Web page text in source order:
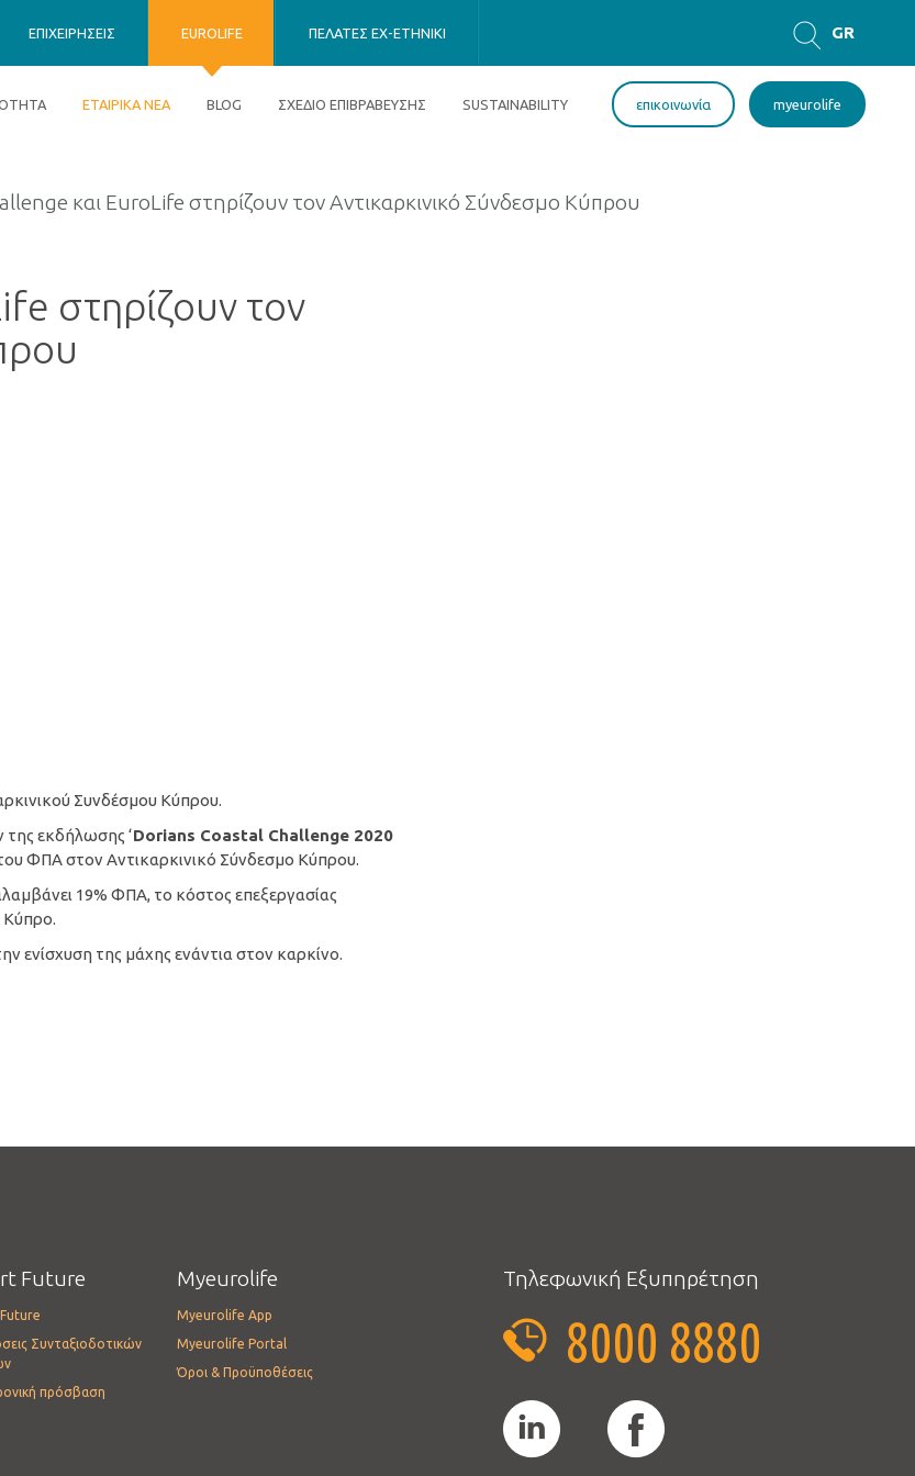
ΕΠΙΧΕΙΡΗΣΕΙΣ EUROLIFE
ΕΤΑΙΡΙΚΑ ΝΕΑ BLOG ΣΧΕΔΙΟ ΕΠΙΒΡΑΒΕΥΣΗΣ SUSTAINABILITY
ΠΕΛΑΤΕΣ EX-ETHNIKI GR
EN
επικοινωνία myeurolife
και EuroLife στηρίζουν τον Αντικαρκινικό Σύνδεσμο Κύπρου
στηρίζουν τον
Συνδέσμου Κύπρου.
εκδήλωσης ‘Dorians Coastal Challenge 2020
ΦΠΑ στον Αντικαρκινικό Σύνδεσμο Κύπρου.
19% ΦΠΑ, το κόστος επεξεργασίας
Κύπρο.
ενίσχυση της μάχης ενάντια στον καρκίνο.
Future
Συνταξιοδοτικών
πρόσβαση
Myeurolife
Myeurolife App
Myeurolife Portal
Όροι & Προϋποθέσεις
Τηλεφωνική Εξυπηρέτηση
8000 8880